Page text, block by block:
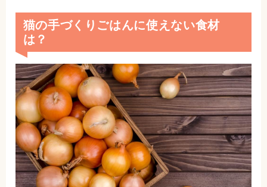
猫の手づくりごはんに使えない食材
は？